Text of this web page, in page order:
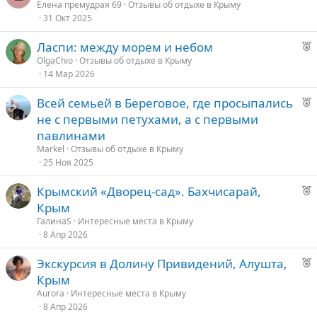
о
Елена премудрая 69 Отзывы об отдыхе в Крыму
31 Окт 2025
Р
о
е
Ласпи: между морем и небом
OlgaChio Отзывы об отдыхе в Крыму
14 Мар 2026
Р
е
н
Всей семьей в Береговое, где просыпались
не с первыми петухами, а с первыми
павлинами
Markel Отзывы об отдыхе в Крыму
25 Ноя 2025
Р
е
Крымский «Дворец-сад». Бахчисарай,
Крым
ГалинаS
Интересные места в Крыму
8 Апр 2026
Р
Экскурсия в Долину Привидений, Алушта,
Крым
Aurora
Интересные места в Крыму
8 Апр 2026